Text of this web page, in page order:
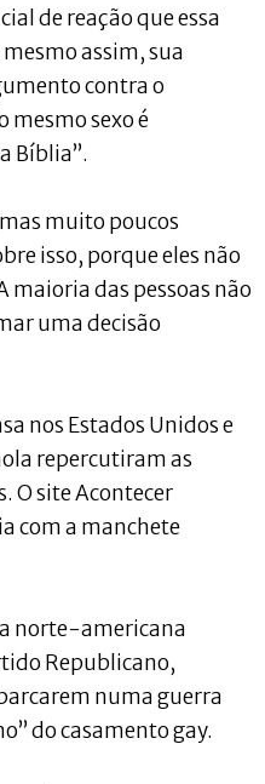
de reação que essa
assim, sua
contra o
mesmo sexo é
Bíblia”.
muito poucos
isso, porque eles não
maioria das pessoas não
uma decisão
nos Estados Unidos e
repercutiram as
O site Acontecer
com a manchete
norte-americana
Republicano,
numa guerra
do casamento gay.